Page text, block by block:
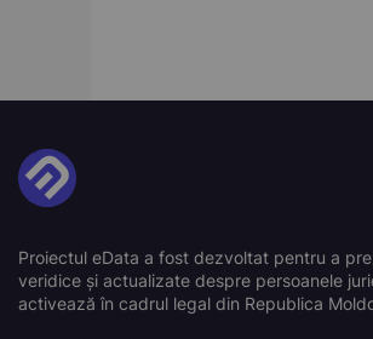
Proiectul eData a fost dezvoltat pentru a
veridice și actualizate despre persoanele
activează în cadrul legal din Republica